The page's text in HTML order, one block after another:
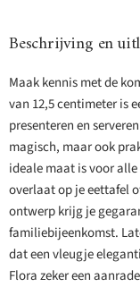
Beschrijving en
Maak kennis met de
van 12,5 centimeter is
presenteren en
magisch, maar ook
ideale maat is voor
overlaat op je eettafel
ontwerp krijg je
familiebijeenkomst.
dat een vleugje
Flora zeker een